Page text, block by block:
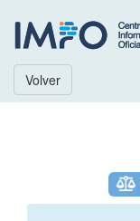
Volver